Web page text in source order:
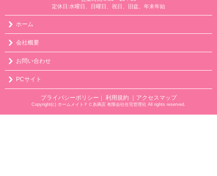
定休日:水曜日、日曜日、祝日、旧盆、年末年始
ホーム
会社概要
お問い合わせ
PCサイト
プライバシーポリシー ｜ 利用規約 ｜アクセスマップ
Copyright(c) ホームメイトＦＣ糸満店 有限会社住宅管理社 All rights reserved.